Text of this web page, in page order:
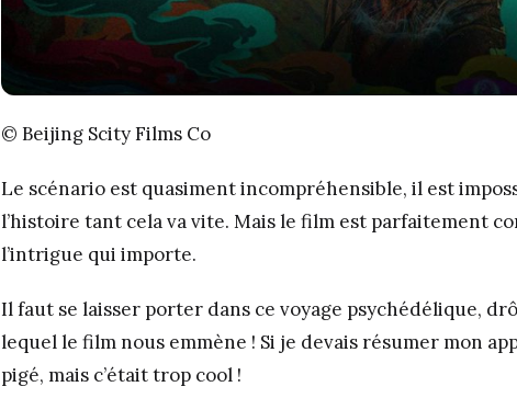
© Beijing Scity Films Co
Le scénario est quasiment incompréhensible, il est
l’histoire tant cela va vite. Mais le film est parfaitement
l’intrigue qui importe.
Il faut se laisser porter dans ce voyage psychédélique,
lequel le film nous emmène ! Si je devais résumer mon
pigé, mais c’était trop cool !